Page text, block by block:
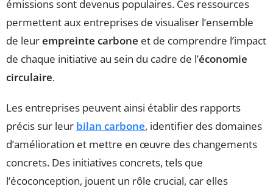
émissions sont devenus populaires. Ces ressources
permettent aux entreprises de visualiser l’ensemble
de leurempreinte carbone et de comprendre l’impact
de chaque initiative au sein du cadre de l’économie
circulaire.
Les entreprises peuvent ainsi établir des rapports
précis sur leur bilan carbone, identifier des domaines
d’amélioration et mettre en œuvre des changements
concrets. Des initiatives concrets, tels que
l’écoconception, jouent un rôle crucial, car elles